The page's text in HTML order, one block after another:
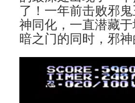
了！一年前击败邪
神同化，一直潜藏
暗之门的同时，邪神